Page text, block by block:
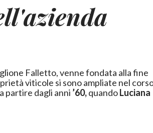
Falletto, venne fondata alla fine
partire dagli anni ’60,quandoLuciana